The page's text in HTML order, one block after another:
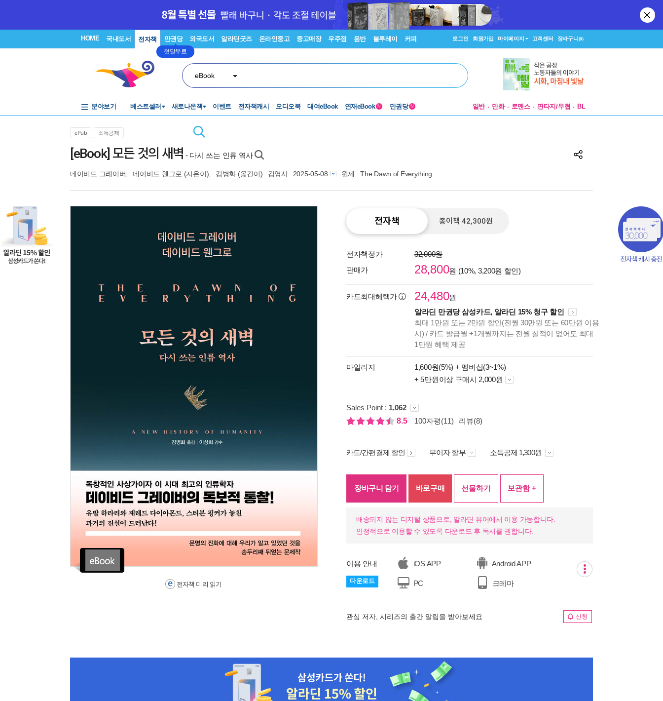
HOME 국내도서 전자책 만권당
첫달무료
외국도서 알라딘굿즈 온라인중고 중고매장 우주점 음반 블루레이 커피 로그인 회원가입 마이페이지 고객센터 장바구니(0)
eBook
분야보기 베스트셀러 새로나온책 이벤트 전자책캐시 오디오북 대여eBook 연재eBook N 만권당 N 일반 만화 로맨스 판타지/무협 BL
ePub 소득공제
[eBook] 모든 것의 새벽 - 다시 쓰는 인류 역사
데이비드 그레이버 데이비드 웬그로 (지은이), 김병화 (옮긴이) 김영사 2025-05-08 원제 : The Dawn of Everything
종이책의
미리보기
전자책 미리 읽기
전자책 종이책 42,300원
전자책정가
32,000원
판매가
28,800원 (10%, 3,200원 할인)
카드최대혜택가 24,480원
알라딘 만권당 삼성카드, 알라딘 15% 청구 할인
최대 1만원 또는 2만원 할인(전월 30만원 또는 60만원 이용
시) / 카드 발급월 +1개월까지는 전월 실적이 없어도 최대
1만원 혜택 제공
마일리지 1,600원(5%) + 멤버십(3~1%)
+ 5만원이상 구매시 2,000원
Sales Point : 1,062
8.5
100자평(11) 리뷰(8)
카드/간편결제 할인 무이자 할부 소득공제 1,300원
장바구니 담기 바로구매 선물하기 보관함 +
배송되지 않는 디지털 상품으로, 알라딘 뷰어에서 이용 가능합니다.
안정적으로 이용할 수 있도록 다운로드 후 독서를 권합니다.
이용 안내
다운로드
iOS APP Android APP
PC 크레마
관심 저자, 시리즈의 출간 알림을 받아보세요 신청